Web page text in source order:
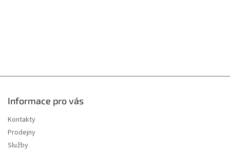
Informace pro vás
Kontakty
Prodejny
Služby